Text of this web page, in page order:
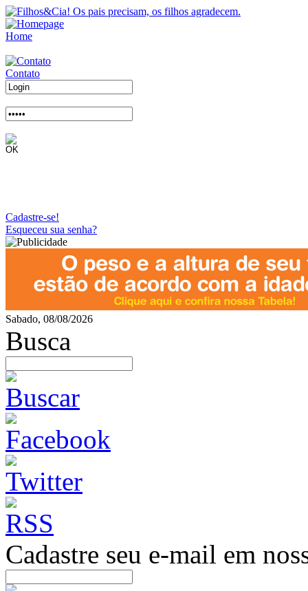
Home
Contato
Cadastre-se!
Esqueceu sua senha?
Sabado, 08/08/2026
Busca
Cadastre seu e-mail em